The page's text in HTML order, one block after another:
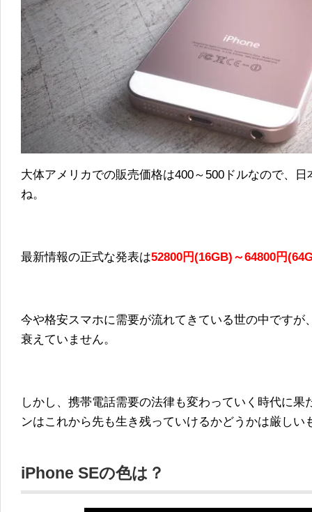
大体アメリカでの販売価格は400～500ドルなので、日
ね。
最新情報の正式な発表は52800円(16GB)～64800円
今や格安スマホに需要が流れてきている世の中ですが
衰えていません。
しかし、携帯電話需要の法律も変わっていく時代に
ンはこれから先も生き残っていけるかどうかは厳しい
iPhone SEの色は？